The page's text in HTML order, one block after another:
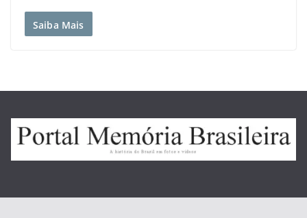
Saiba Mais